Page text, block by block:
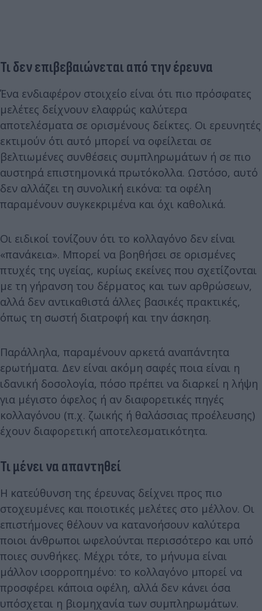
Τι δεν επιβεβαιώνεται από την έρευνα
Ένα ενδιαφέρον στοιχείο είναι ότι πιο πρόσφατες
μελέτες δείχνουν ελαφρώς καλύτερα
αποτελέσματα σε ορισμένους δείκτες. Οι ερευνητές
εκτιμούν ότι αυτό μπορεί να οφείλεται σε
βελτιωμένες συνθέσεις συμπληρωμάτων ή σε πιο
αυστηρά επιστημονικά πρωτόκολλα. Ωστόσο, αυτό
δεν αλλάζει τη συνολική εικόνα: τα οφέλη
παραμένουν συγκεκριμένα και όχι καθολικά.
Οι ειδικοί τονίζουν ότι το κολλαγόνο δεν είναι
«πανάκεια». Μπορεί να βοηθήσει σε ορισμένες
πτυχές της υγείας, κυρίως εκείνες που σχετίζονται
με τη γήρανση του δέρματος και των αρθρώσεων,
αλλά δεν αντικαθιστά άλλες βασικές πρακτικές,
όπως τη σωστή διατροφή και την άσκηση.
Παράλληλα, παραμένουν αρκετά αναπάντητα
ερωτήματα. Δεν είναι ακόμη σαφές ποια είναι η
ιδανική δοσολογία, πόσο πρέπει να διαρκεί η λήψη
για μέγιστο όφελος ή αν διαφορετικές πηγές
κολλαγόνου (π.χ. ζωικής ή θαλάσσιας προέλευσης)
έχουν διαφορετική αποτελεσματικότητα.
Τι μένει να απαντηθεί
Η κατεύθυνση της έρευνας δείχνει προς πιο
στοχευμένες και ποιοτικές μελέτες στο μέλλον. Οι
επιστήμονες θέλουν να κατανοήσουν καλύτερα
ποιοι άνθρωποι ωφελούνται περισσότερο και υπό
ποιες συνθήκες. Μέχρι τότε, το μήνυμα είναι
μάλλον ισορροπημένο: το κολλαγόνο μπορεί να
προσφέρει κάποια οφέλη, αλλά δεν κάνει όσα
υπόσχεται η βιομηχανία των συμπληρωμάτων.